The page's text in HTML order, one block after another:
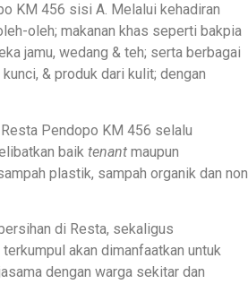
KM 456 sisi A. Melalui kehadiran
oleh; makanan khas seperti bakpia
jamu, wedang & teh; serta berbagai
& produk dari kulit; dengan
Pendopo KM 456 selalu
baik tenant maupun
plastik, sampah organik dan non
di Resta, sekaligus
akan dimanfaatkan untuk
dengan warga sekitar dan